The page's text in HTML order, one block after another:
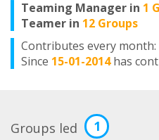
Teaming Manager in 1
Teamer in 12 Groups
Contributes every month:
Since 15-01-2014 has
Groups led 1